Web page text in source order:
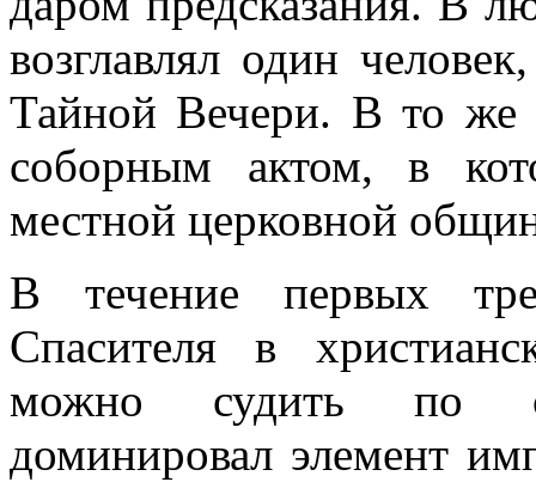
возглавлял один
Тайной Вечери. В то же
соборным актом, в
местной церковной
В течение первых
Спасителя в
можно судить по
доминировал элемент